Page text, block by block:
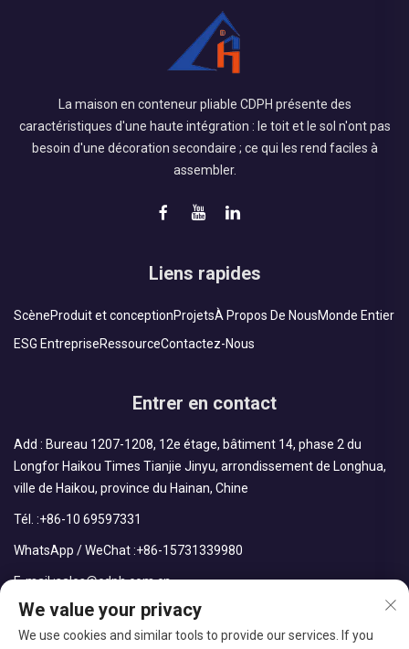
Composants structurels : cadres en acier galvanisés à chaud
pour une résistance accrue à la corrosion dans les
environnements côtiers des Caraïbes...
La maison en conteneur pliable CDPH présente des
caractéristiques d'une haute intégration : le toit et le sol n'ont pas
besoin d'une décoration secondaire ; ce qui les rend faciles à
assembler.
Liens rapides
ScèneProduit et conceptionProjetsÀ Propos De NousMonde Entier
ESG EntrepriseRessourceContactez-Nous
Entrer en contact
Add : Bureau 1207-1208, 12e étage, bâtiment 14, phase 2 du
Longfor Haikou Times Tianjie Jinyu, arrondissement de Longhua,
ville de Haikou, province du Hainan, Chine
Tél. :+86-10 69597331
WhatsApp / WeChat :+86-15731339980
E-mail :sales@cdph.com.cn
We value your privacy
We use cookies and similar tools to provide our services. If you